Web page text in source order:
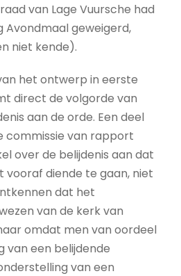
van Lage Vuursche had
Avondmaal geweigerd,
niet kende).
het ontwerp in eerste
direct de volgorde van
aan de orde. Een deel
commissie van rapport
over de belijdenis aan dat
diende te gaan, niet
dat het
van de kerk van
omdat men van oordeel
van een belijdende
van een